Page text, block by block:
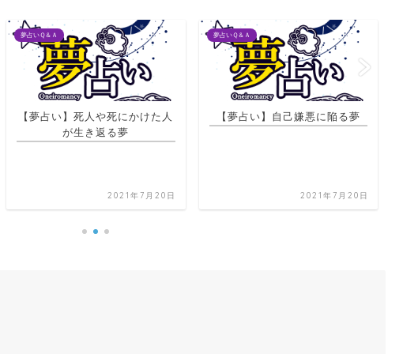
夢占いＱ＆Ａ
【夢占い】自己嫌悪に陥る夢
2021年7月20日
夢占いＱ＆Ａ
2021年7月22日